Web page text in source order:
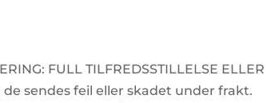
FULL TILFREDSSTILLELSE ELLER
sendes feil eller skadet under frakt.